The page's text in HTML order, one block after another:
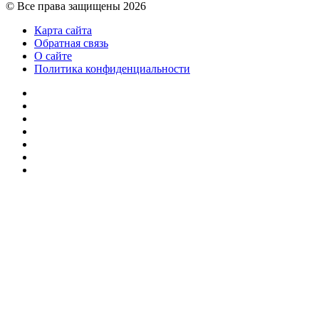
© Все права защищены 2026
Карта сайта
Обратная связь
О сайте
Политика конфиденциальности